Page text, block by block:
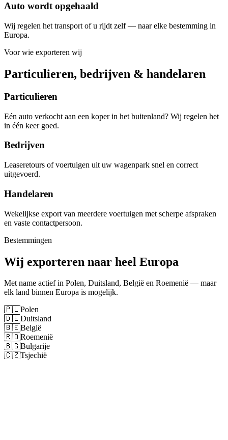
Auto wordt opgehaald
Wij regelen het transport of u rijdt zelf — naar elke bestemming in
Europa.
Voor wie exporteren wij
Particulieren, bedrijven & handelaren
Particulieren
Eén auto verkocht aan een koper in het buitenland? Wij regelen het
in één keer goed.
Bedrijven
Leaseretours of voertuigen uit uw wagenpark snel en correct
uitgevoerd.
Handelaren
Wekelijkse export van meerdere voertuigen met scherpe afspraken
en vaste contactpersoon.
Bestemmingen
Wij exporteren naar heel Europa
Met name actief in Polen, Duitsland, België en Roemenië — maar
elk land binnen Europa is mogelijk.
🇵🇱Polen
🇩🇪Duitsland
🇧🇪België
🇷🇴Roemenië
🇧🇬Bulgarije
🇨🇿Tsjechië